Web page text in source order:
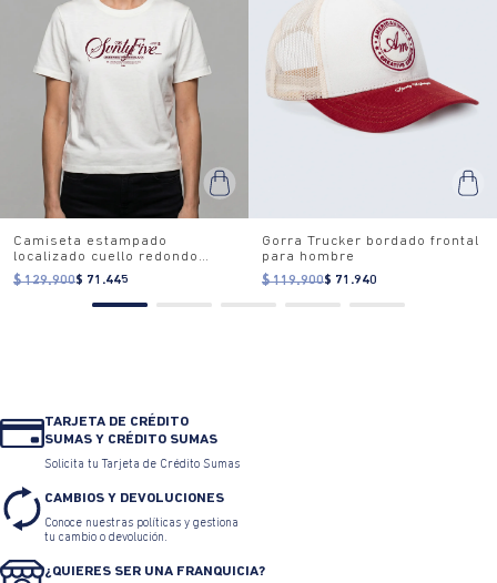
Camiseta estampado
localizado cuello redondo
para mujer
$ 129.900$ 71.445
Gorra Trucker bordado frontal
para hombre
$ 119.900$ 71.940
TARJETA DE CRÉDITO
SUMAS Y CRÉDITO SUMAS
Solicita tu Tarjeta de Crédito Sumas
CAMBIOS Y DEVOLUCIONES
Conoce nuestras políticas y gestiona
tu cambio o devolución.
¿QUIERES SER UNA FRANQUICIA?